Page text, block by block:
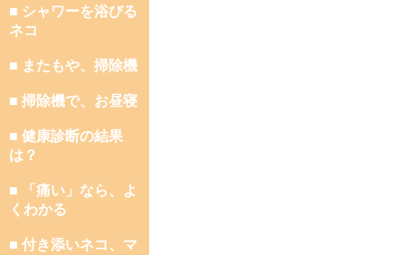
■ シャワーを浴びる
ネコ
■ またもや、掃除機
■ 掃除機で、お昼寝
■ 健康診断の結果
は？
■ 「痛い」なら、よ
くわかる
■ 付き添いネコ、マ